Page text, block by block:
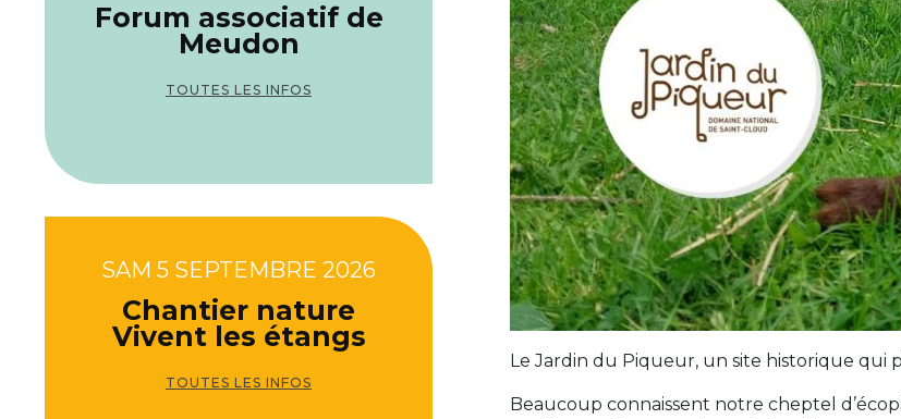
Le Jardin du Piqueur, un site historique qui
Beaucoup connaissent notre cheptel
Forum associatif de
Meudon
TOUTES LES INFOS
SAM 5 SEPTEMBRE 2026
Chantier nature
Vivent les étangs
TOUTES LES INFOS